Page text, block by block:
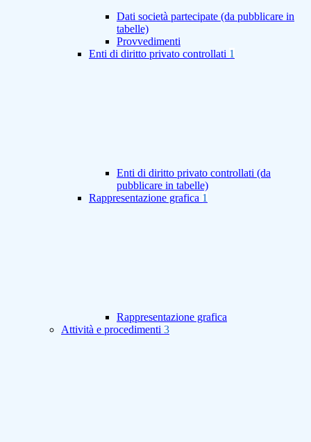
Dati società partecipate (da pubblicare in
tabelle)
Provvedimenti
Enti di diritto privato controllati 1
Enti di diritto privato controllati (da
pubblicare in tabelle)
Rappresentazione grafica 1
Rappresentazione grafica
Attività e procedimenti 3